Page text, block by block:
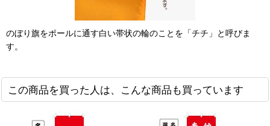
のぼり旗をポールに通す白い帯状の輪のことを「チチ」と呼びま
す。
この商品を買った人は、こんな商品も買っています